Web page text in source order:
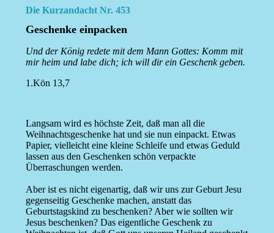
Die Kurzandacht Nr. 453
Geschenke einpacken
Und der König redete mit dem Mann Gottes: Komm mit
mir heim und labe dich; ich will dir ein Geschenk geben.
1.Kön 13,7
Langsam wird es höchste Zeit, daß man all die
Weihnachtsgeschenke hat und sie nun einpackt. Etwas
Papier, vielleicht eine kleine Schleife und etwas Geduld
lassen aus den Geschenken schön verpackte
Überraschungen werden.
Aber ist es nicht eigenartig, daß wir uns zur Geburt Jesu
gegenseitig Geschenke machen, anstatt das
Geburtstagskind zu beschenken? Aber wie sollten wir
Jesus beschenken? Das eigentliche Geschenk zu